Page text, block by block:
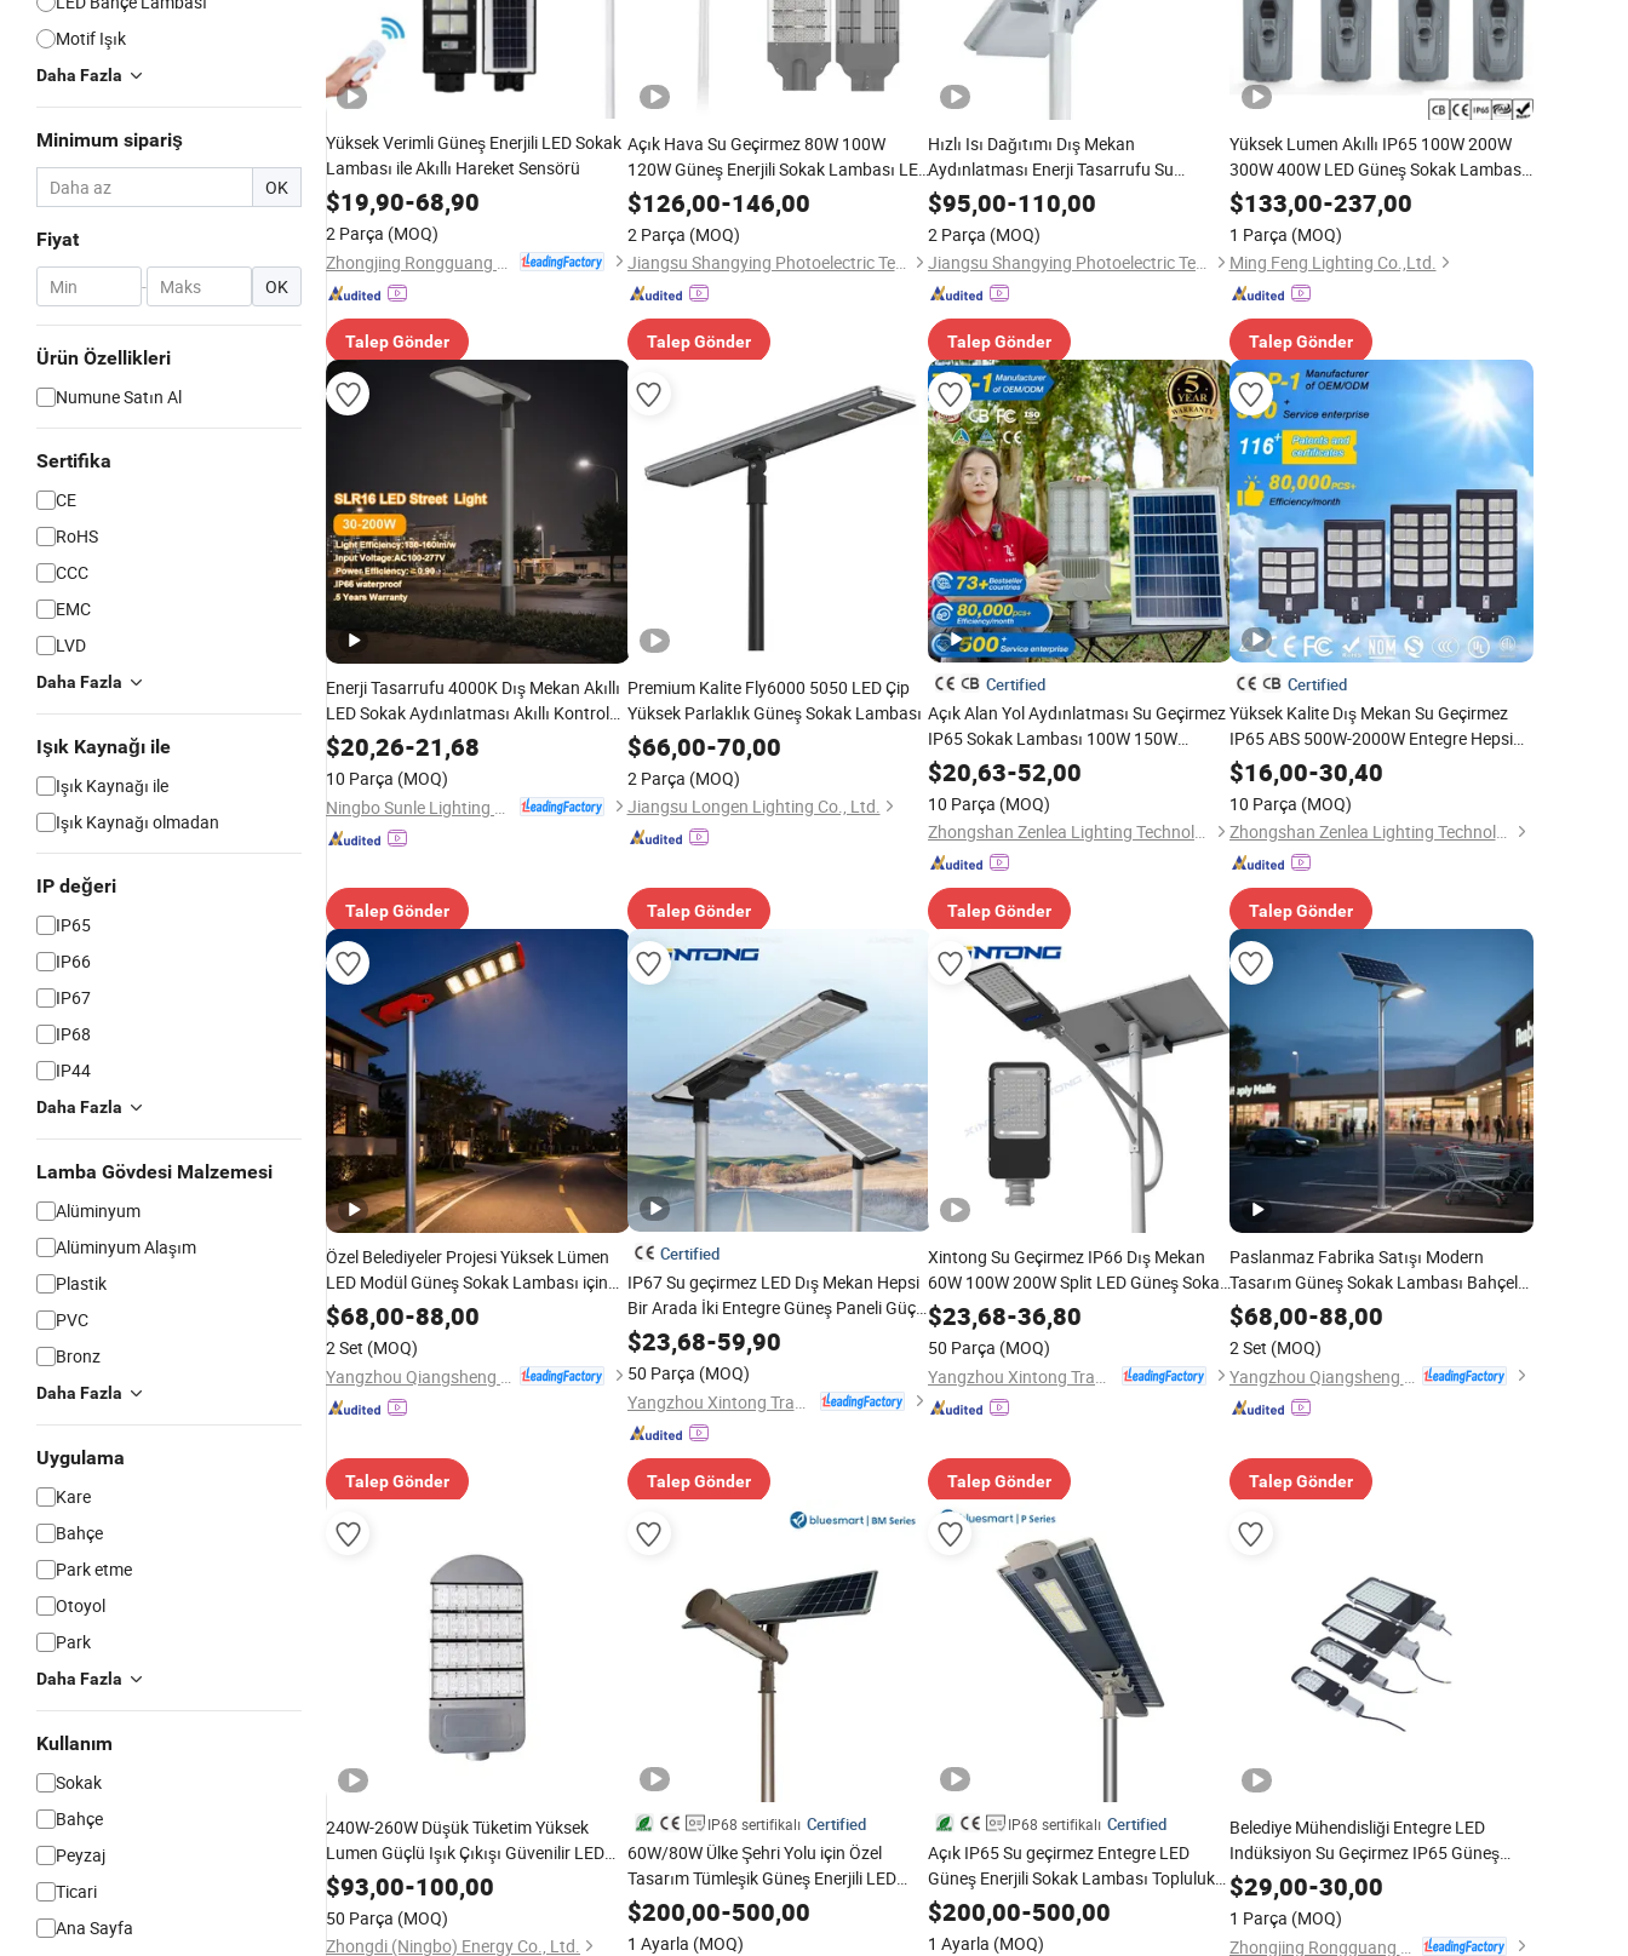
Motif Işık
Daha Fazla
Minimum sipariş
OK
Fiyat
- OK
Ürün Özellikleri
Numune Satın Al
Sertifika
CE
RoHS
CCC
EMC
LVD
Daha Fazla
Işık Kaynağı ile
Işık Kaynağı ile
Işık Kaynağı olmadan
IP değeri
IP65
IP66
IP67
IP68
IP44
Daha Fazla
Lamba Gövdesi Malzemesi
Alüminyum
Alüminyum Alaşım
Plastik
PVC
Bronz
Daha Fazla
Uygulama
Kare
Bahçe
Park etme
Otoyol
Park
Daha Fazla
Kullanım
Sokak
Bahçe
Peyzaj
Ticari
Ana Sayfa
Yüksek Verimli Güneş Enerjili LED Sokak
Lambası ile Akıllı Hareket Sensörü
$19,90-68,90
2 Parça (MOQ)
Talep Gönder
Açık Hava Su Geçirmez 80W 100W
120W Güneş Enerjili Sokak Lambası LED
Sokak Lambası Güneş LED Sokak
Lambası
$126,00-146,00
2 Parça (MOQ)
Jiangsu Shangying Photoelectric Technology Co., Ltd
Talep Gönder
Hızlı Isı Dağıtımı Dış Mekan
Aydınlatması Enerji Tasarrufu Su
Geçirmez IP66 40W LED Hepsi Bir Arada
Güneş Sokak Lambası Dökme
Aluminyum
$95,00-110,00
2 Parça (MOQ)
Jiangsu Shangying Photoelectric Technology Co., Ltd
Talep Gönder
Yüksek Lumen Akıllı IP65 100W 200W
300W 400W LED Güneş Sokak Lambası
Sensör Kameralı WiFi 4G CCTV Yol ve
Deniz Kenarı Yürüyüş Yolu için
$133,00-237,00
1 Parça (MOQ)
Ming Feng Lighting Co.,Ltd.
Talep Gönder
Enerji Tasarrufu 4000K Dış Mekan Akıllı
LED Sokak Aydınlatması Akıllı Kontrol
IP66 Su Geçirmez Yol Lambası Çözümü
LED Otopark Işığı
$20,26-21,68
10 Parça (MOQ)
Talep Gönder
Premium Kalite Fly6000 5050 LED Çip
Yüksek Parlaklık Güneş Sokak Lambası
$66,00-70,00
2 Parça (MOQ)
Jiangsu Longen Lighting Co., Ltd.
Talep Gönder
Certified
Açık Alan Yol Aydınlatması Su Geçirmez
IP65 Sokak Lambası 100W 150W
Dökme Alüminyum Ayrı LED Güneş
Sokak Lambası
$20,63-52,00
10 Parça (MOQ)
Zhongshan Zenlea Lighting Technology Co., Ltd
Talep Gönder
Certified
Yüksek Kalite Dış Mekan Su Geçirmez
IP65 ABS 500W-2000W Entegre Hepsi
Bir Arada LED Güneş Sokak Lambası
$16,00-30,40
10 Parça (MOQ)
Zhongshan Zenlea Lighting Technology Co., Ltd
Talep Gönder
Özel Belediyeler Projesi Yüksek Lümen
LED Modül Güneş Sokak Lambası için
Köy
$68,00-88,00
2 Set (MOQ)
Talep Gönder
Certified
IP67 Su geçirmez LED Dış Mekan Hepsi
Bir Arada İki Entegre Güneş Paneli Güç
Sokak Yol Bahçe Işığı
$23,68-59,90
50 Parça (MOQ)
Talep Gönder
Xintong Su Geçirmez IP66 Dış Mekan
60W 100W 200W Split LED Güneş Sokak
Lambası Işığı
$23,68-36,80
50 Parça (MOQ)
Talep Gönder
Paslanmaz Fabrika Satışı Modern
Tasarım Güneş Sokak Lambası Bahçeler
için
$68,00-88,00
2 Set (MOQ)
Talep Gönder
240W-260W Düşük Tüketim Yüksek
Lumen Güçlü Işık Çıkışı Güvenilir LED
Sokak Lambası
$93,00-100,00
50 Parça (MOQ)
Zhongdi (Ningbo) Energy Co., Ltd.
IP68 sertifikalı Certified
60W/80W Ülke Şehri Yolu için Özel
Tasarım Tümleşik Güneş Enerjili LED
Sensör Sokak Lambası
$200,00-500,00
1 Ayarla (MOQ)
IP68 sertifikalı Certified
Açık IP65 Su geçirmez Entegre LED
Güneş Enerjili Sokak Lambası Topluluk
Konut Alanı için
$200,00-500,00
1 Ayarla (MOQ)
Belediye Mühendisliği Entegre LED
Indüksiyon Su Geçirmez IP65 Güneş
Sokak Lambası
$29,00-30,00
1 Parça (MOQ)